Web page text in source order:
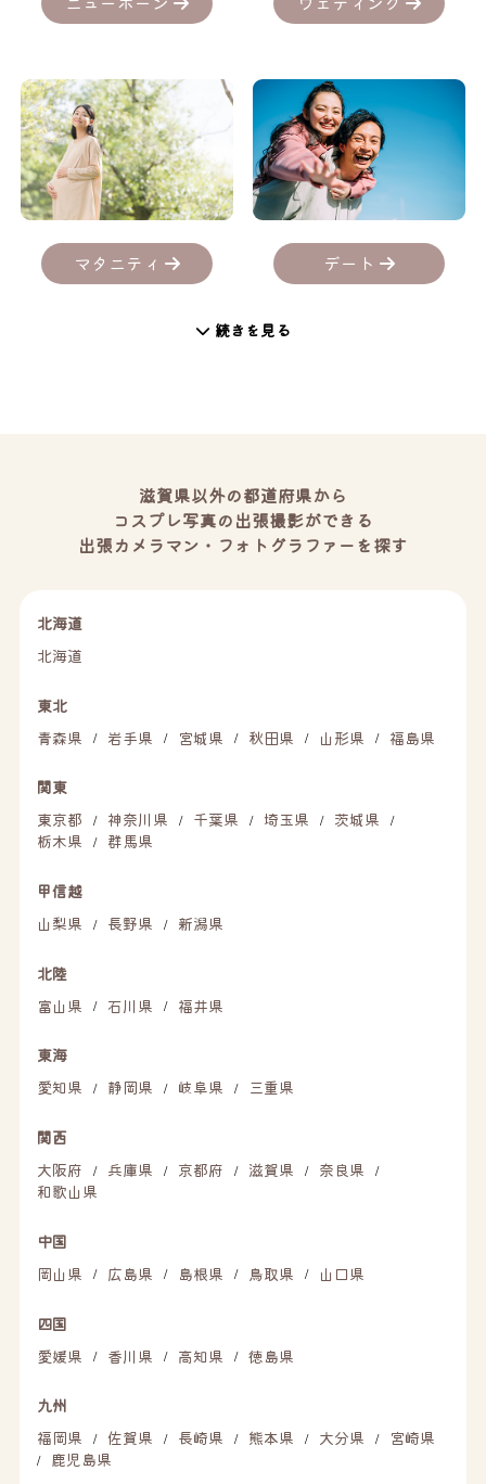
マタニティ デート
続きを見る
滋賀県以外の都道府県から
コスプレ写真の出張撮影ができる
出張カメラマン・フォトグラファーを探す
北海道
北海道
東北
青森県
/ 岩手県 / 宮城県 / 秋田県 / 山形県 / 福島県
関東
東京都
/ 神奈川県 / 千葉県 / 埼玉県 / 茨城県 /
栃木県 / 群馬県
甲信越
山梨県
/ 長野県 / 新潟県
北陸
富山県
/ 石川県 / 福井県
東海
愛知県
/ 静岡県 / 岐阜県 / 三重県
関西
大阪府
/ 兵庫県 / 京都府 / 滋賀県 / 奈良県 /
和歌山県
中国
岡山県
/ 広島県 / 島根県 / 鳥取県 / 山口県
四国
愛媛県
/ 香川県 / 高知県 / 徳島県
九州
福岡県
/ 佐賀県 / 長崎県 / 熊本県 / 大分県 / 宮崎県
/ 鹿児島県